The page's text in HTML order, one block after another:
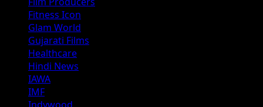
Fitness Icon
Glam World
Gujarati Films
Healthcare
Hindi News
IAWA
IMF